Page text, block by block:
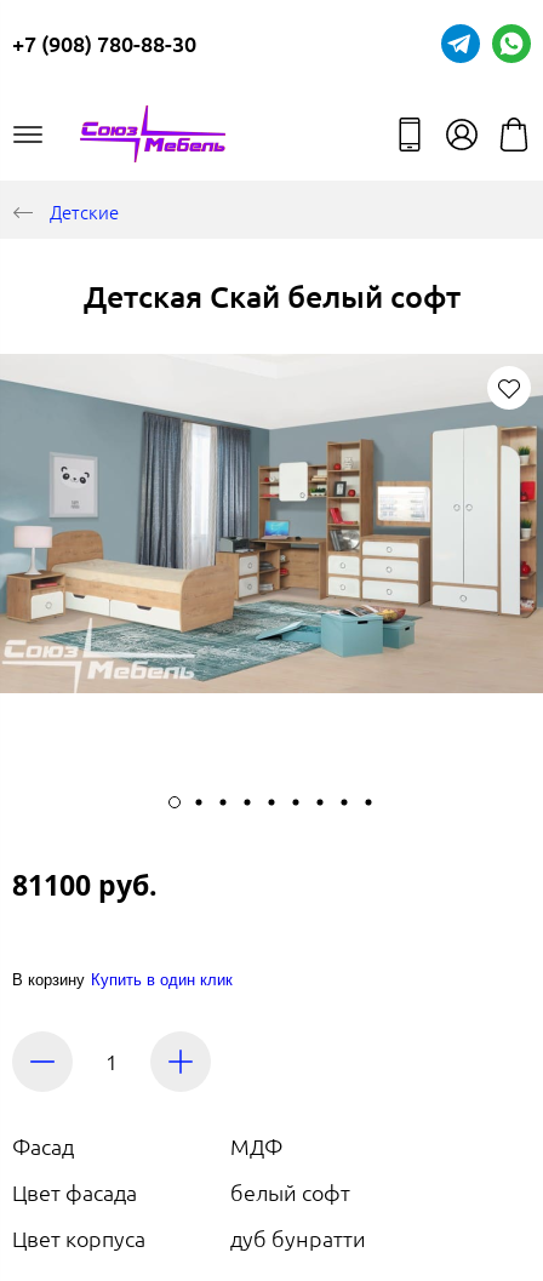
+7 (908) 780-88-30
Детские
Детская Скай белый софт
81100 руб.
В корзину Купить в один клик
Фасад
МДФ
Цвет фасада
белый софт
Цвет корпуса
дуб бунратти